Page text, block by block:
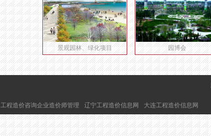
景观园林、绿化项目 园博会
工程造价咨询企业造价师管理 辽宁工程造价信息网 大连工程造价信息网